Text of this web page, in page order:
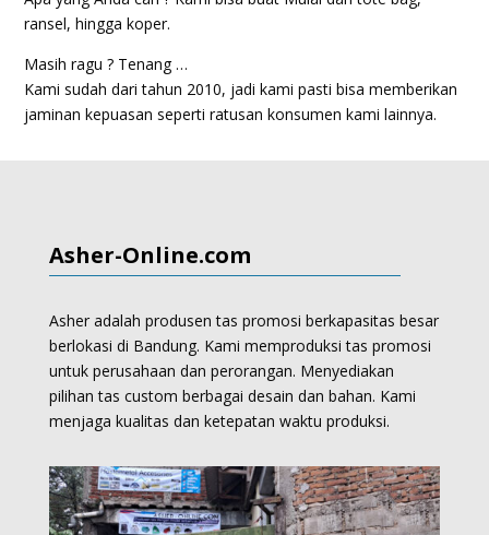
ransel, hingga koper.
Masih ragu ? Tenang …
Kami sudah dari tahun 2010, jadi kami pasti bisa memberikan
jaminan kepuasan seperti ratusan konsumen kami lainnya.
Asher-Online.com
Asher adalah produsen tas promosi berkapasitas besar
berlokasi di Bandung. Kami memproduksitas promosi
untuk perusahaan dan perorangan. Menyediakan
pilihan tas custom berbagai desain dan bahan. Kami
menjaga kualitas dan ketepatan waktu produksi.